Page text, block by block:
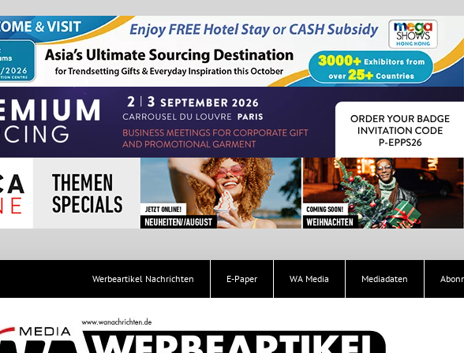
Werbeartikel Nachrichten E-Paper WA Media Mediadaten